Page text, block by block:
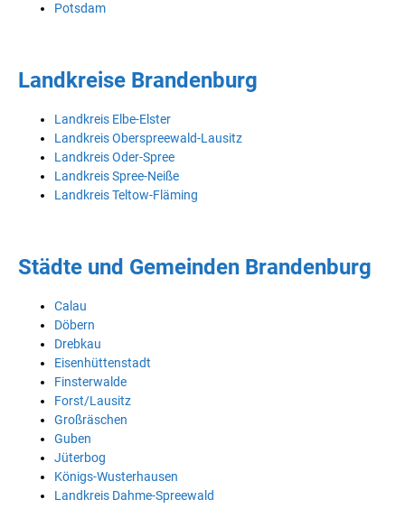
Potsdam
Landkreise Brandenburg
Landkreis Elbe-Elster
Landkreis Oberspreewald-Lausitz
Landkreis Oder-Spree
Landkreis Spree-Neiße
Landkreis Teltow-Fläming
Städte und Gemeinden Brandenburg
Calau
Döbern
Drebkau
Eisenhüttenstadt
Finsterwalde
Forst/Lausitz
Großräschen
Guben
Jüterbog
Königs-Wusterhausen
Landkreis Dahme-Spreewald